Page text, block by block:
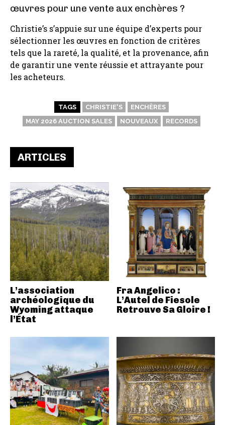
œuvres pour une vente aux enchères ?
Christie’s s’appuie sur une équipe d’experts pour
sélectionner les œuvres en fonction de critères
tels que la rareté, la qualité, et la provenance, afin
de garantir une vente réussie et attrayante pour
les acheteurs.
TAGS CHRISTIE'S
ENCHÈRES
MAY 2026 AUCTION SALES
NOUVEAUX RECORDS
ARTICLES
L’association
archéologique du
Wyoming attaque
l’État
Fra Angelico :
L’Autel de Fiesole
Retrouve Sa Gloire !